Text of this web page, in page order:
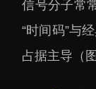
信号分子常
“时间码”与
占据主导（